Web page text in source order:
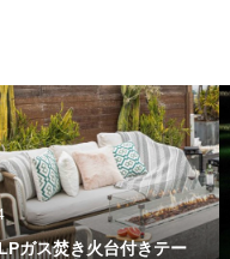
ガス焚き火台付きテー